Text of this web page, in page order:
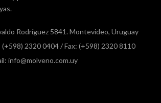
Rodríguez 5841. Montevideo, Uruguay
(+598) 2320 0404/ Fax: (+598) 2320 8110
info@molveno.com.uy